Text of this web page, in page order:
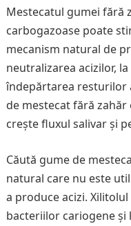
Mestecatul gumei fără
carbogazoase poate
mecanism natural de
neutralizarea acizilor,
îndepărtarea resturilor
de mestecat fără
crește fluxul salivar și
Căută gume de
natural care nu este
a produce acizi.
bacteriilor cariogene și